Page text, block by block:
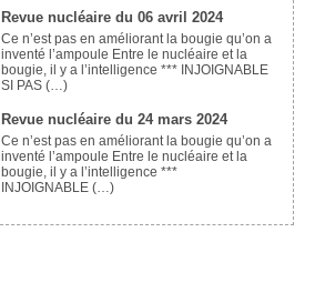
Revue nucléaire du 06 avril 2024
Ce n’est pas en améliorant la bougie qu’on a
inventé l’ampoule Entre le nucléaire et la
bougie, il y a l’intelligence *** INJOIGNABLE
SI PAS (…)
Revue nucléaire du 24 mars 2024
Ce n’est pas en améliorant la bougie qu’on a
inventé l’ampoule Entre le nucléaire et la
bougie, il y a l’intelligence ***
INJOIGNABLE (…)